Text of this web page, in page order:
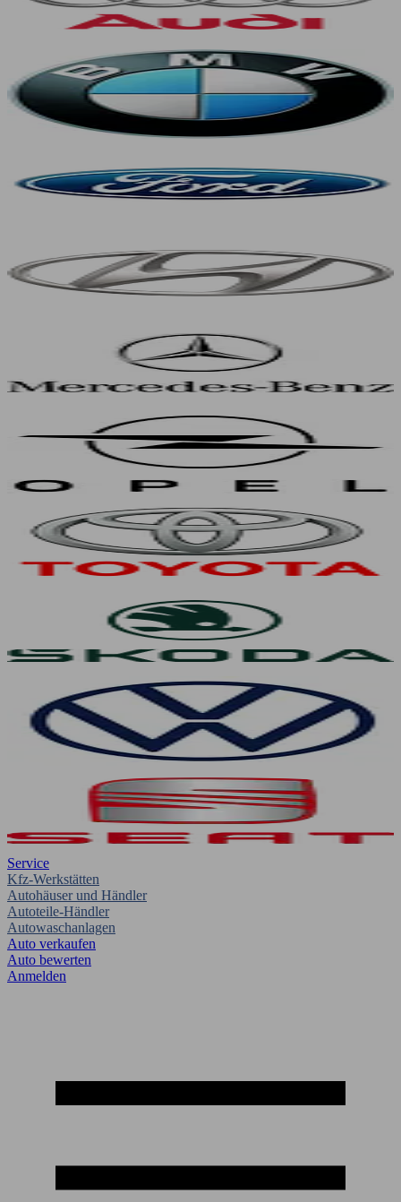
Service
Kfz-Werkstätten
Autohäuser und Händler
Autoteile-Händler
Autowaschanlagen
Auto verkaufen
Auto bewerten
Anmelden